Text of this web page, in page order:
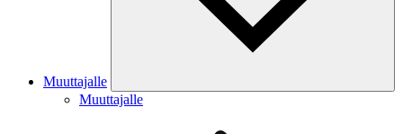
Muuttajalle
Muuttajalle